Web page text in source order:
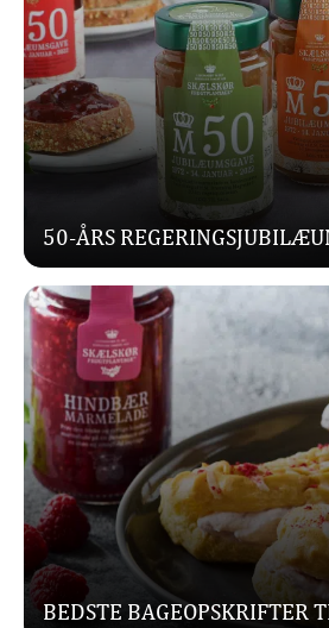
50-ÅRS
BEDSTE BAGEOPSKRIFTER